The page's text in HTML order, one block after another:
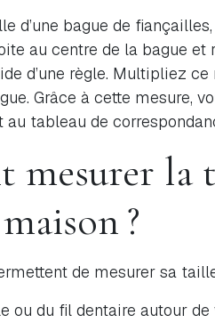
d’une bague de
au centre de la bague
d’une règle. Multipliez
Grâce à cette mesure,
au tableau de
mesurer la
?
de mesurer sa
ou du fil dentaire autour